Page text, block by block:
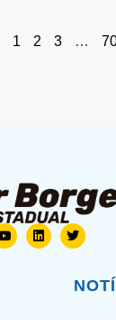
1 2 3 …